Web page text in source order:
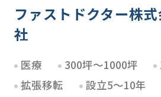
M＆Aアドバイザ
ファストドクター株
社
医療 300坪～1000坪
拡張移転
設立5～10年